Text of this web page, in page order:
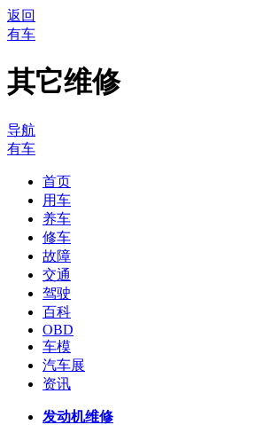
返回
有车
其它维修
导航
有车
首页
用车
养车
修车
故障
交通
驾驶
百科
OBD
车模
汽车展
资讯
发动机维修